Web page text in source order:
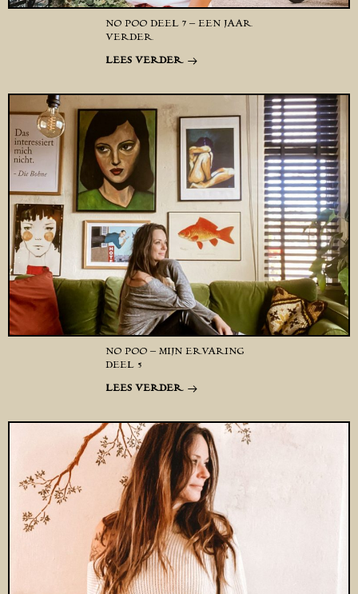
NO POO DEEL 7 – EEN JAAR
VERDER
LEES VERDER
NO POO – MIJN ERVARING
DEEL 5
LEES VERDER